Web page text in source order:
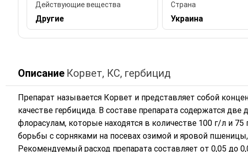
Действующие вещества
Другие
Страна
Украина
Описание Корвет, КС, гербицид
Препарат называется Корвет и представляет собой
качестве гербицида. В составе препарата содержатся
флорасулам, которые находятся в количестве 100 г/л и
борьбы с сорняками на посевах озимой и яровой
Рекомендуемый расход препарата составляет от 0,05 до